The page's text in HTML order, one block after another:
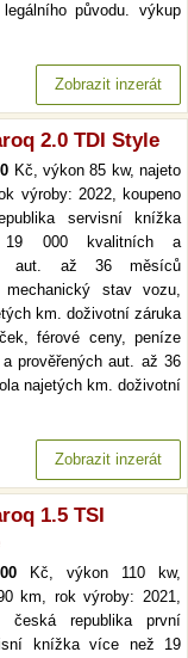
původu. výkup
Zobrazit inzerát
2.0 TDI Style
Kč, výkon 85 kw, najeto
výroby: 2022, koupeno
servisní knížka
000 kvalitních a
aut. až 36 měsíců
mechanický stav vozu,
km. doživotní záruka
férové ceny, peníze
prověřených aut. až 36
najetých km. doživotní
Zobrazit inzerát
1.5 TSI
Kč, výkon 110 kw,
km, rok výroby: 2021,
česká republika první
knížka více než 19